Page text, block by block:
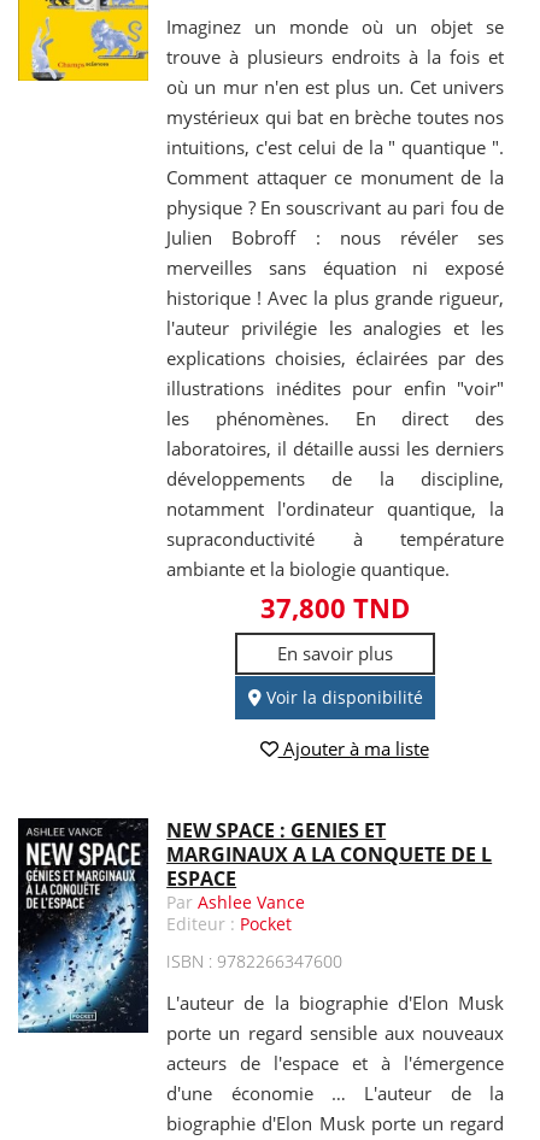
Imaginez un monde où un objet se
trouve à plusieurs endroits à la fois et
où un mur n'en est plus un. Cet univers
mystérieux qui bat en brèche toutes nos
intuitions, c'est celui de la " quantique ".
Comment attaquer ce monument de la
physique ? En souscrivant au pari fou de
Julien Bobroff : nous révéler ses
merveilles sans équation ni exposé
historique ! Avec la plus grande rigueur,
l'auteur privilégie les analogies et les
explications choisies, éclairées par des
illustrations inédites pour enfin "voir"
les phénomènes. En direct des
laboratoires, il détaille aussi les derniers
développements de la discipline,
notamment l'ordinateur quantique, la
supraconductivité à température
ambiante et la biologie quantique.
37,800 TND
En savoir plus
Voir la disponibilité
Ajouter à ma liste
NEW SPACE : GENIES ET
MARGINAUX A LA CONQUETE DE L
ESPACE
ParAshlee Vance
Editeur : Pocket
ISBN : 9782266347600
L'auteur de la biographie d'Elon Musk
porte un regard sensible aux nouveaux
acteurs de l'espace et à l'émergence
d'une économie … L'auteur de la
biographie d'Elon Musk porte un regard